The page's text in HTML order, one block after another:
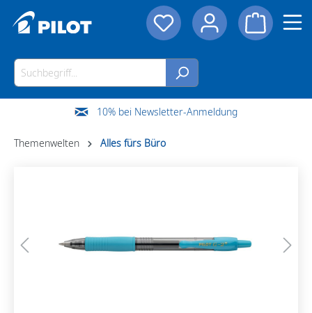
10% bei Newsletter-Anmeldung
Themenwelten Alles fürs Büro